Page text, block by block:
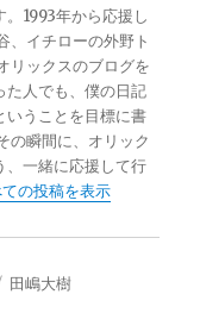
1993年から応援し
、イチローの外野ト
リックスのブログを
た人でも、僕の日記
いうことを目標に書
の瞬間に、オリック
、一緒に応援して行
の投稿を表示
タ
田嶋大樹